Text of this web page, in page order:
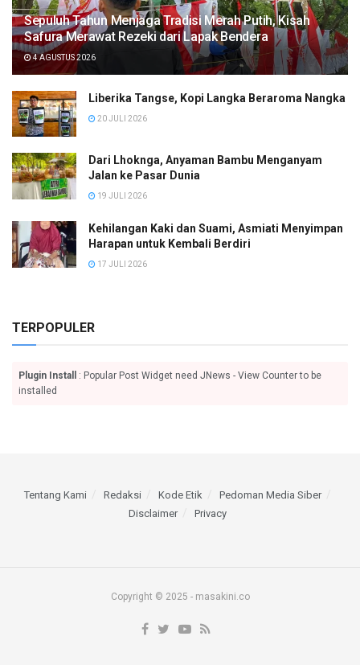
Sepuluh Tahun Menjaga Tradisi Merah Putih, Kisah
Safura Merawat Rezeki dari Lapak Bendera
4 AGUSTUS 2026
Liberika Tangse, Kopi Langka Beraroma Nangka
20 JULI 2026
Dari Lhoknga, Anyaman Bambu Menganyam
Jalan ke Pasar Dunia
19 JULI 2026
Kehilangan Kaki dan Suami, Asmiati Menyimpan
Harapan untuk Kembali Berdiri
17 JULI 2026
TERPOPULER
Plugin Install
: Popular Post Widget need JNews - View Counter to be
installed
Tentang Kami Redaksi Kode Etik
Pedoman Media Siber
Disclaimer
Privacy
Copyright © 2025 - masakini.co